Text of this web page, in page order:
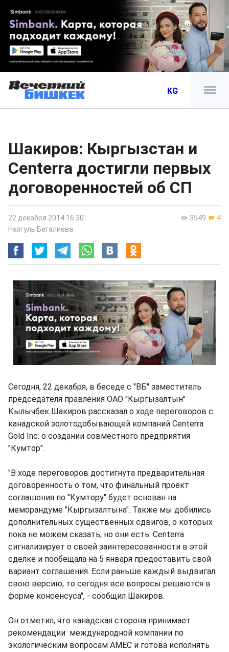
KG
Шакиров: Кыргызстан и
Centerra достигли первых
договоренностей об СП
3549 4
22 декабря 2014 16:30
Назгуль Бегалиева
Сегодня, 22 декабря, в беседе с "ВБ" заместитель
председателя правления ОАО "Кыргызалтын"
Кылычбек Шакиров рассказал о ходе переговоров с
канадской золотодобывающей компаний Centerra
Gold Inc. о создании совместного предприятия
"Кумтор".
"В ходе переговоров достигнута предварительная
договоренность о том, что финальный проект
соглашения по "Кумтору" будет основан на
меморандуме "Кыргызалтына". Также мы добились
дополнительных существенных сдвигов, о которых
пока не можем сказать, но они есть. Centerra
сигнализирует о своей заинтересованности в этой
сделке и пообещала на 5 января предоставить свой
вариант соглашения. Если раньше каждый выдвигал
свою версию, то сегодня все вопросы решаются в
форме консенсуса", - сообщил Шакиров.
Он отметил, что канадская сторона принимает
рекомендации международной компании по
экологическим вопросам АМЕС и готова исполнять